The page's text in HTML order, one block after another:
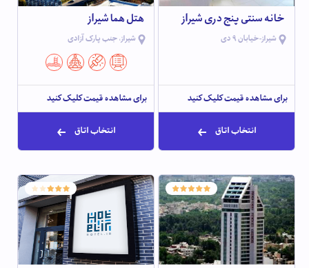
خانه سنتی پنج دری شیراز
شیراز-خیابان 9 دی
برای مشاهده قیمت کلیک کنید
انتخاب اتاق
هتل هما شیراز
شیراز، جنب پارک آزادی
برای مشاهده قیمت کلیک کنید
انتخاب اتاق